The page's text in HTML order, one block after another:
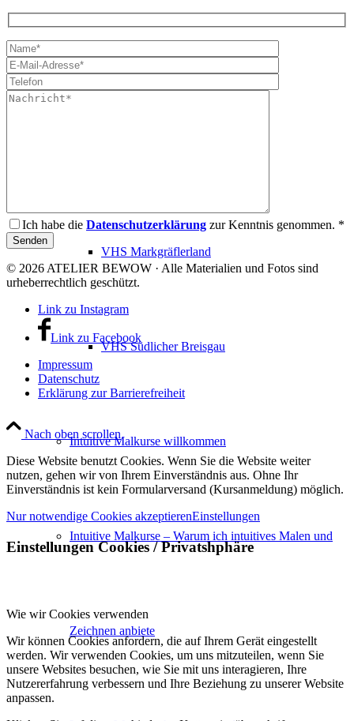
VHS Dreisamtal
VHS Markgräflerland
VHS Südlicher Breisgau
Intuitive Malkurse willkommen
Intuitive Malkurse – Warum ich intuitives Malen und
Zeichnen anbiete
Ich habe die Datenschutzerklärung zur Kenntnis genommen. *
© 2026 ATELIER BEWOW · Alle Materialien und Fotos sind
urheberrechtlich geschützt.
Link zu Instagram
Link zu Facebook
Impressum
Datenschutz
Erklärung zur Barrierefreiheit
Nach oben scrollen
Diese Website benutzt Cookies. Wenn Sie die Website weiter
nutzen, gehen wir von Ihrem Einverständnis aus. Ohne Ihr
Einverständnis ist kein Formularversand (Kursanmeldung) möglich.
Nur notwendige Cookies akzeptierenEinstellungen
Einstellungen Cookies / Privatshphäre
Wie wir Cookies verwenden
Wir können Cookies anfordern, die auf Ihrem Gerät eingestellt
werden. Wir verwenden Cookies, um uns mitzuteilen, wenn Sie
unsere Websites besuchen, wie Sie mit uns interagieren, Ihre
Nutzererfahrung verbessern und Ihre Beziehung zu unserer Website
anpassen.